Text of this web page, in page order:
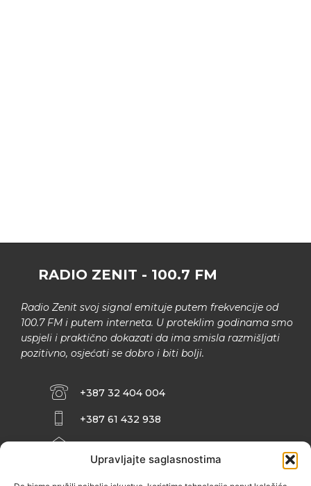
Upravljajte saglasnostima
RADIO ZENIT - 100.7 FM
Radio Zenit svoj signal emituje putem frekvencije od
100.7 FM i putem interneta. U proteklim godinama smo
uspjeli i praktično dokazati da ima smisla razmišljati
pozitivno, osjećati se dobro i biti bolji.
+387 32 404 004
+387 61 432 938
INFO@ZENIT.BA